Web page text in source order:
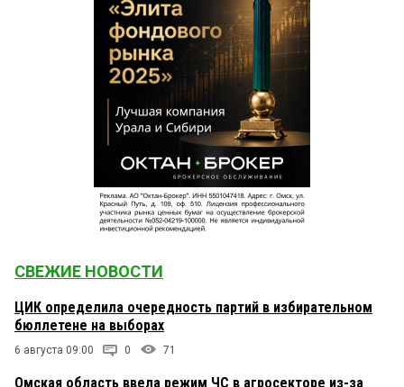
СВЕЖИЕ НОВОСТИ
ЦИК определила очередность партий в избирательном
бюллетене на выборах
6 августа 09:00 0 71
Омская область ввела режим ЧС в агросекторе из-за